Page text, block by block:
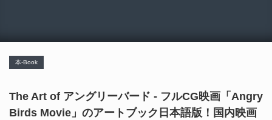
本-Book
The Art of アングリーバード - フルCG映画「Angry
Birds Movie」のアートブック日本語版！国内映画